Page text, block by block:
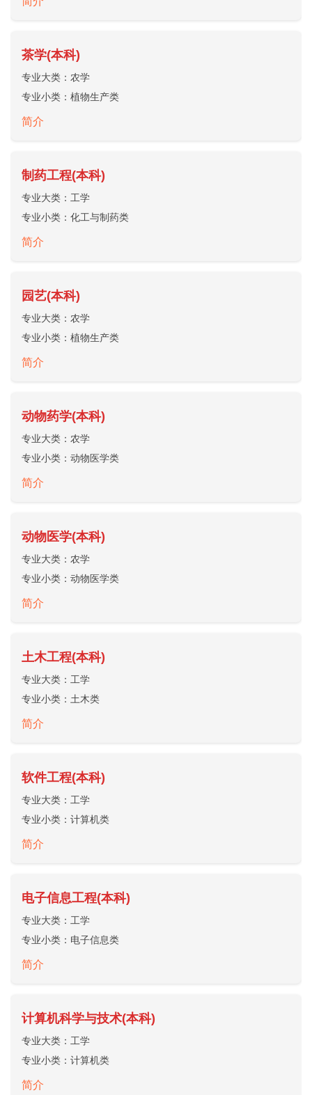
茶学(本科)
专业大类： 农学
专业小类： 植物生产类
简介
制药工程(本科)
专业大类： 工学
专业小类： 化工与制药类
简介
园艺(本科)
专业大类： 农学
专业小类： 植物生产类
简介
动物药学(本科)
专业大类： 农学
专业小类： 动物医学类
简介
动物医学(本科)
专业大类： 农学
专业小类： 动物医学类
简介
土木工程(本科)
专业大类： 工学
专业小类： 土木类
简介
软件工程(本科)
专业大类： 工学
专业小类： 计算机类
简介
电子信息工程(本科)
专业大类： 工学
专业小类： 电子信息类
简介
计算机科学与技术(本科)
专业大类： 工学
专业小类： 计算机类
简介